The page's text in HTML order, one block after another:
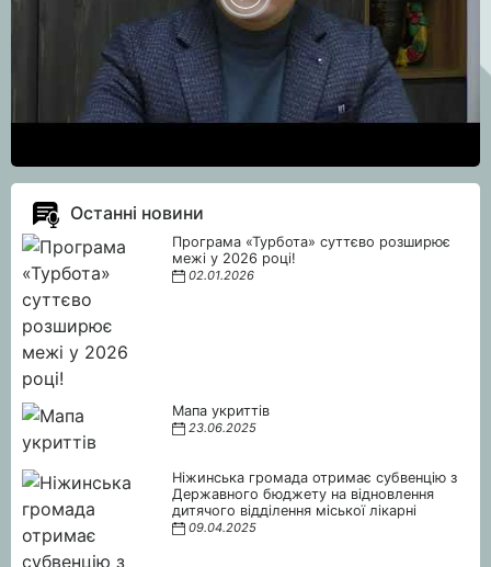
Останні новини
Програма «Турбота» суттєво розширює
межі у 2026 році!
02.01.2026
Мапа укриттів
23.06.2025
Ніжинська громада отримає субвенцію з
Державного бюджету на відновлення
дитячого відділення міської лікарні
09.04.2025